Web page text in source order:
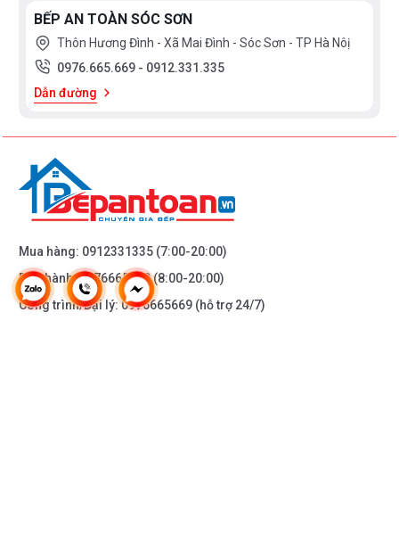
không phải thao tác chọn vùng nấu như bếp thông
thường. Công nghệ
Inverter EMF Shieldingđược áp
dụng trên bếp từ Feuer F58S có khả năng phản ứng
thay đổi công suất theo điều khiển ngay tức thì, khi
bếp điều chỉnh thay đổi tức thì về mức nhiệt độ mong
muốn.
BẾP AN TOÀN SÓC SƠN
Thôn Hương Đình - Xã Mai Đình - Sóc Sơn - TP Hà Nôị
0976.665.669 - 0912.331.335
Dẫn đường
Mua hàng: 0912331335 (7:00-20:00)
Bảo hành:0976665669(8:00-20:00)
Công trình/Đại lý:0976665669 (hỗ trợ 24/7)